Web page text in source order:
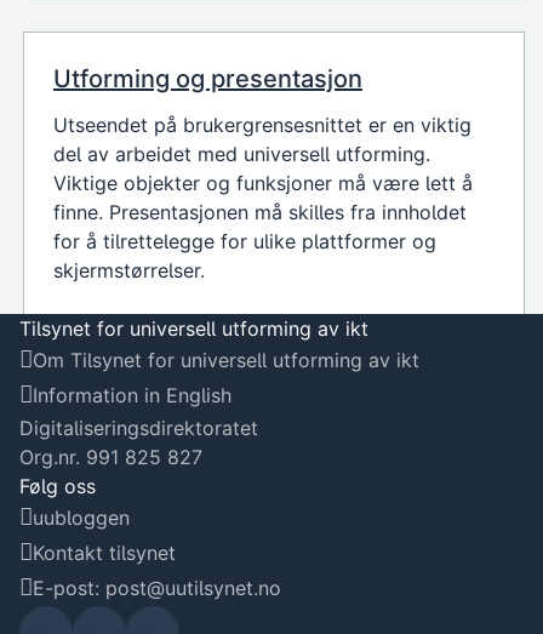
Utforming og presentasjon
Utseendet på brukergrensesnittet er en viktig
del av arbeidet med universell utforming.
Viktige objekter og funksjoner må være lett å
finne. Presentasjonen må skilles fra innholdet
for å tilrettelegge for ulike plattformer og
skjermstørrelser.
Tilsynet for universell utforming av ikt
Om Tilsynet for universell utforming av ikt
Information in English
Digitaliseringsdirektoratet
Org.nr. 991 825 827
Følg oss
uubloggen
Kontakt tilsynet
E-post: post@uutilsynet.no